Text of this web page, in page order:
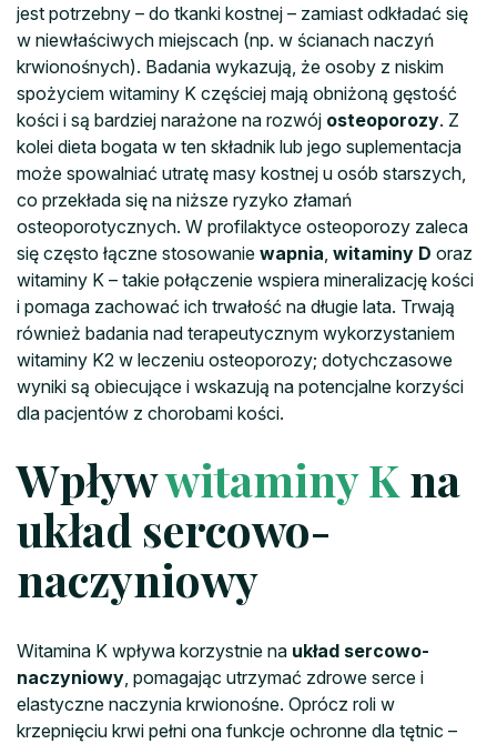
jest potrzebny – do tkanki kostnej – zamiast odkładać się
w niewłaściwych miejscach (np. w ścianach naczyń
krwionośnych). Badania wykazują, że osoby z niskim
spożyciem witaminy K częściej mają obniżoną gęstość
kości i są bardziej narażone na rozwój osteoporozy. Z
kolei dieta bogata w ten składnik lub jego suplementacja
może spowalniać utratę masy kostnej u osób starszych,
co przekłada się na niższe ryzyko złamań
osteoporotycznych. W profilaktyce osteoporozy zaleca
się często łączne stosowanie wapnia witaminy D oraz
witaminy K – takie połączenie wspiera mineralizację kości
i pomaga zachować ich trwałość na długie lata. Trwają
również badania nad terapeutycznym wykorzystaniem
witaminy K2 w leczeniu osteoporozy; dotychczasowe
wyniki są obiecujące i wskazują na potencjalne korzyści
dla pacjentów z chorobami kości.
Wpływwitaminy K na
układ sercowo-
naczyniowy
Witamina K wpływa korzystnie na układ sercowo-
naczyniowy , pomagając utrzymać zdrowe serce i
elastyczne naczynia krwionośne. Oprócz roli w
krzepnięciu krwi pełni ona funkcje ochronne dla tętnic –